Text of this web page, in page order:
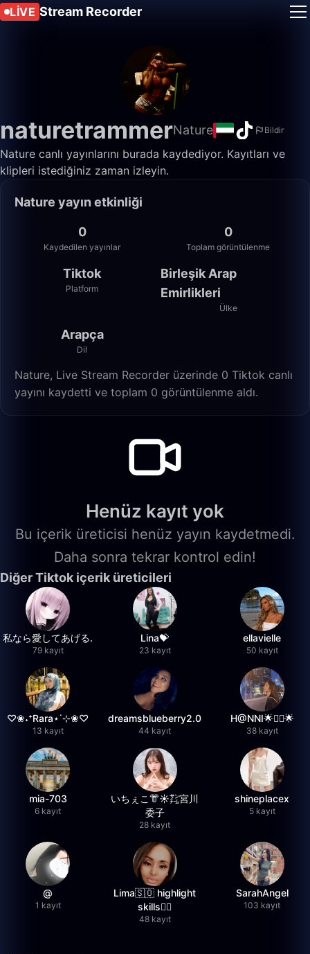
LIVE Stream Recorder
naturetrammerNature Bildir
Nature canlı yayınlarını burada kaydediyor. Kayıtları ve
klipleri istediğiniz zaman izleyin.
Nature yayın etkinliği
0
Kaydedilen yayınlar
0
Toplam görüntülenme
Tiktok
Platform
Birleşik Arap
Emirlikleri
Ülke
Arapça
Dil
Nature, Live Stream Recorder üzerinde 0 Tiktok canlı
yayını kaydetti ve toplam 0 görüntülenme aldı.
Henüz kayıt yok
Bu içerik üreticisi henüz yayın kaydetmedi.
Daha sonra tekrar kontrol edin!
Diğer Tiktok içerik üreticileri
私なら愛してあげる.
79 kayıt
Lina💝
23 kayıt
ellavielle
50 kayıt
♡❀˖⁺Rara⋆˙⊹❀♡
13 kayıt
dreamsblueberry2.0
44 kayıt
H@NNI🌟❤️‍🔥🌟
38 kayıt
mia-703
6 kayıt
いちぇこ👘☀️㌠宮川
委子
28 kayıt
shineplacex
5 kayıt
@
1 kayıt
Lima🇸🇴 highlight
skills✌🏽
48 kayıt
SarahAngel
103 kayıt